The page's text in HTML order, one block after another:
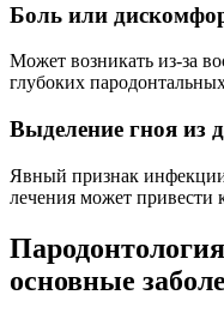
Боль или
Может возникать из-за
глубоких
Выделение гноя из
Явный признак
лечения может привести
основные